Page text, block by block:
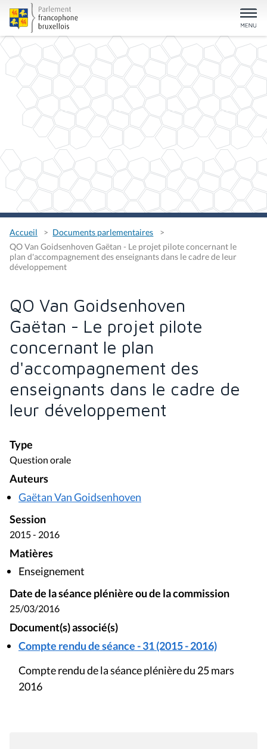
Accueil
Documents parlementaires
QO Van Goidsenhoven Gaëtan - Le projet pilote concernant le
plan d'accompagnement des enseignants dans le cadre de leur
développement
QO Van Goidsenhoven
Gaëtan - Le projet pilote
concernant le plan
d'accompagnement des
enseignants dans le cadre de
leur développement
Type
Question orale
Auteurs
Gaëtan Van Goidsenhoven
Session
2015 - 2016
Matières
Enseignement
Date de la séance plénière ou de la commission
25/03/2016
Document(s) associé(s)
Compte rendu de séance - 31 (2015 - 2016)
Compte rendu de la séance plénière du 25 mars
2016